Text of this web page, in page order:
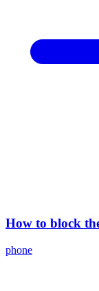
How to block
phone